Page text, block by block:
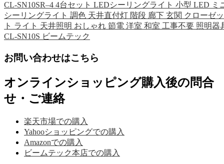
CL-SN10SR–4 4台セット LEDシーリングライト 小型 LED ミ
シーリングライト 調色 天井直付灯 階段 廊下 玄関 クローゼッ
ト ライト 天井照明 おしゃれ 節電 洋室 和室 工事不要 照明器
CL-SN10S ビームテック
お問い合わせはこちら
オンラインショッピング購入後の問合
せ・ご連絡
楽天市場での購入
Yahooショッピングでの購入
Amazonでの購入
ビームテック本店での購入